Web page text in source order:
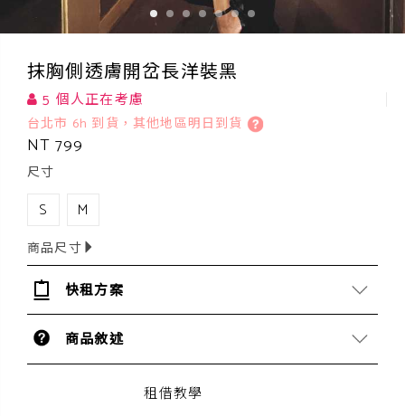
抹胸側透膚開岔長洋裝黑
5 個人正在考慮
台北市 6h 到貨，其他地區明日到貨
NT 799
尺寸
S M
商品尺寸
快租方案
商品敘述
租借教學